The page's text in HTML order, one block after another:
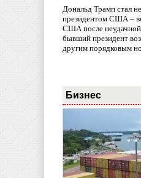
Дональд Трамп стал
президентом США –
США после неудачной
бывший президент
другим порядковым
Бизнес